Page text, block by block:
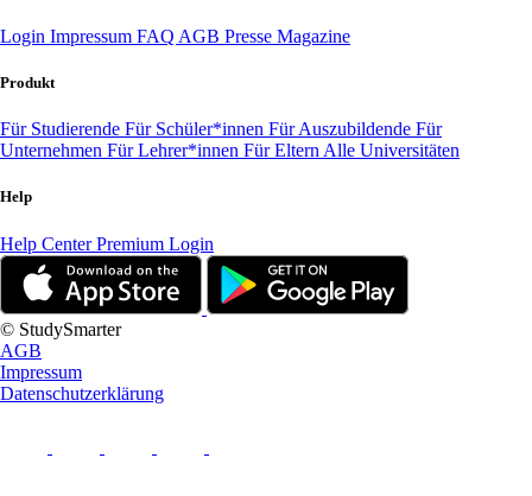
Login Impressum FAQ AGB Presse Magazine
Produkt
Für Studierende Für Schüler*innen Für Auszubildende Für
Unternehmen Für Lehrer*innen Für Eltern Alle Universitäten
Help
Help CenterPremium Login
© StudySmarter
AGB
Impressum
Datenschutzerklärung